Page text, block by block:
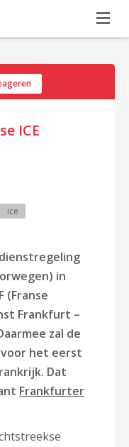
ICE
ice
in
(Franse
Frankfurt –
zal de
het eerst
Dat
Frankfurter